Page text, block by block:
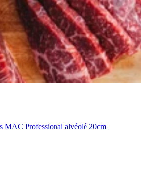
MAC Professional alvéolé 20cm